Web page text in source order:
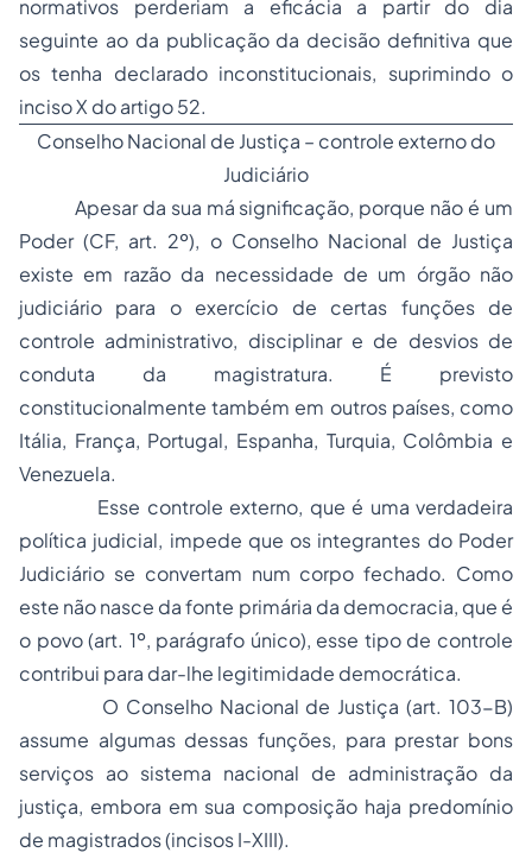
normativos perderiam a eficácia a partir do dia
seguinte ao da publicação da decisão definitiva que
os tenha declarado inconstitucionais, suprimindo o
inciso X do artigo 52.
Conselho Nacional de Justiça – controle externo do
Judiciário
Apesar da sua má significação, porque não é um
Poder (CF, art. 2º), o Conselho Nacional de Justiça
existe em razão da necessidade de um órgão não
judiciário para o exercício de certas funções de
controle administrativo, disciplinar e de desvios de
conduta da magistratura. É previsto
constitucionalmente também em outros países, como
Itália, França, Portugal, Espanha, Turquia, Colômbia e
Venezuela.
Esse controle externo, que é uma verdadeira
política judicial, impede que os integrantes do Poder
Judiciário se convertam num corpo fechado. Como
este não nasce da fonte primária da democracia, que é
o povo (art. 1º, parágrafo único), esse tipo de controle
contribui para dar-lhe legitimidade democrática.
O Conselho Nacional de Justiça (art. 103-B)
assume algumas dessas funções, para prestar bons
serviços ao sistema nacional de administração da
justiça, embora em sua composição haja predomínio
de magistrados (incisos I-XIII).